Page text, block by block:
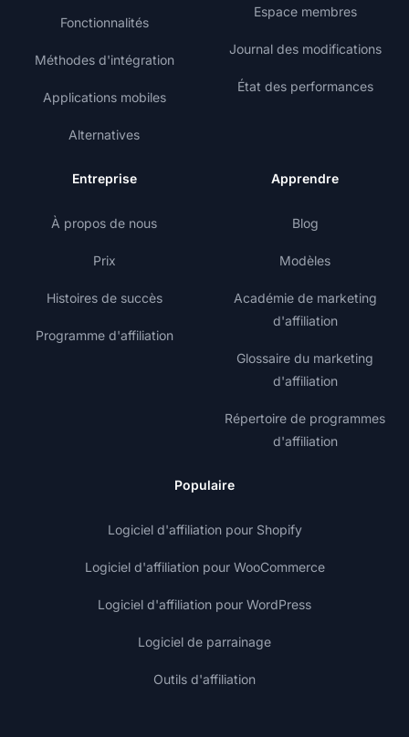
Fonctionnalités
Méthodes d'intégration
Applications mobiles
Alternatives
Espace membres
Journal des modifications
État des performances
Entreprise
À propos de nous
Prix
Histoires de succès
Programme d'affiliation
Apprendre
Blog
Modèles
Académie de marketing
d'affiliation
Glossaire du marketing
d'affiliation
Répertoire de programmes
d'affiliation
Populaire
Logiciel d'affiliation pour Shopify
Logiciel d'affiliation pour WooCommerce
Logiciel d'affiliation pour WordPress
Logiciel de parrainage
Outils d'affiliation